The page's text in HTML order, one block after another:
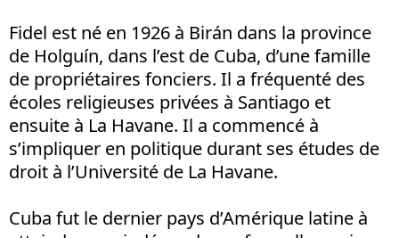
Fidel est né en 1926 à Birán dans la province
de Holguín, dans l’est de Cuba, d’une famille
de propriétaires fonciers. Il a fréquenté des
écoles religieuses privées à Santiago et
ensuite à La Havane. Il a commencé à
s’impliquer en politique durant ses études de
droit à l’Université de La Havane.
Cuba fut le dernier pays d’Amérique latine à